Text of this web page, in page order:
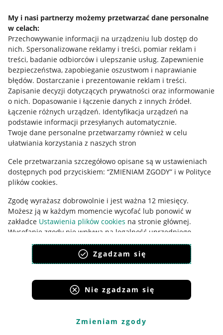
My i nasi partnerzy możemy przetwarzać dane personalne
w celach:
Przechowywanie informacji na urządzeniu lub dostęp do
nich. Spersonalizowane reklamy i treści, pomiar reklam i
treści, badanie odbiorców i ulepszanie usług. Zapewnienie
bezpieczeństwa, zapobieganie oszustwom i naprawianie
błędów. Dostarczanie i prezentowanie reklam i treści.
Zapisanie decyzji dotyczących prywatności oraz informowanie
o nich. Dopasowanie i łączenie danych z innych źródeł.
Łączenie różnych urządzeń. Identyfikacja urządzeń na
podstawie informacji przesyłanych automatycznie.
Twoje dane personalne przetwarzamy również w celu
ułatwiania korzystania z naszych stron
Cele przetwarzania szczegółowo opisane są w ustawieniach
dostępnych pod przyciskiem: “ZMIENIAM ZGODY” i w Polityce
plików cookies.
Zgodę wyrażasz dobrowolnie i jest ważna 12 miesięcy.
Możesz ją w każdym momencie wycofać lub ponowić w
zakładce Ustawienia plików cookies na stronie głównej.
Wycofanie zgody nie wpływa na legalność uprzedniego
przetwarzania.
polityka plików cookies
polityka ochrony prywatności
Zgadzam się
Nie zgadzam się
Zmieniam zgody
Mapa miejscowości
Informacje prawne
Regulamin
Polityka plików "cookies"
Ustawienia plików "cookies"
Udostępnianie lokalizacji
Informacje dla Aktu o Usługach Cyfrowych
Pobierz aplikację
Korzystanie z serwisu oznacza akceptacjęregulaminu